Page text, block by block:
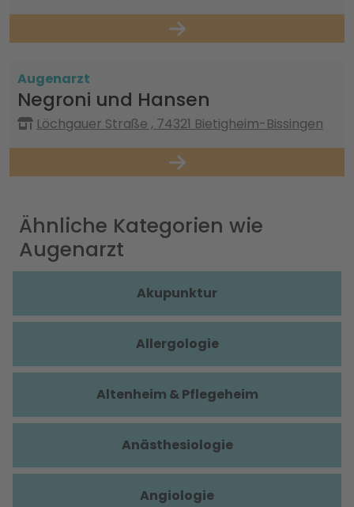
Augenarzt
Negroni und Hansen
Löchgauer Straße , 74321 Bietigheim-Bissingen
Ähnliche Kategorien wie
Augenarzt
Akupunktur
Allergologie
Altenheim & Pflegeheim
Anästhesiologie
Angiologie